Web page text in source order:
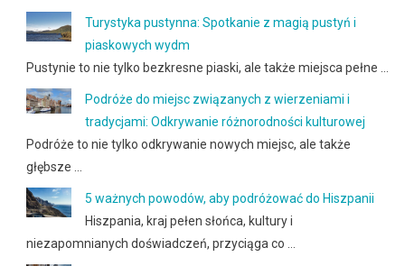
Turystyka pustynna: Spotkanie z magią pustyń i
piaskowych wydm
Pustynie to nie tylko bezkresne piaski, ale także miejsca pełne …
Podróże do miejsc związanych z wierzeniami i
tradycjami: Odkrywanie różnorodności kulturowej
Podróże to nie tylko odkrywanie nowych miejsc, ale także
głębsze …
5 ważnych powodów, aby podróżować do Hiszpanii
Hiszpania, kraj pełen słońca, kultury i
niezapomnianych doświadczeń, przyciąga co …